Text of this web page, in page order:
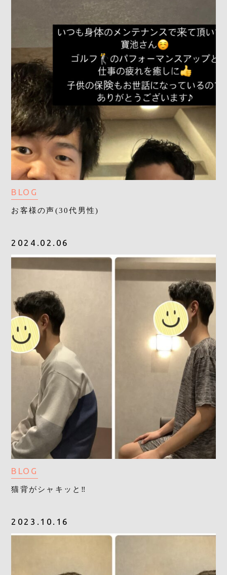
BLOG
お客様の声(30代男性)
2024.02.06
BLOG
猫背がシャキッと‼︎
2023.10.16